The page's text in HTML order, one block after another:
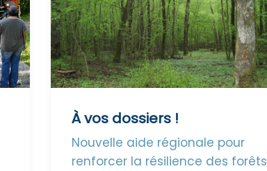
À vos dossiers !
Nouvelle aide régionale pour
renforcer la résilience des forêts